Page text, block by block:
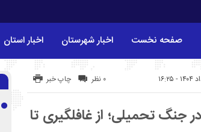
صفحه نخست اخبار شهرستان اخبار استان
چاپ خبر ۰ نظر
تحمیلی؛ از غافلگیری تا